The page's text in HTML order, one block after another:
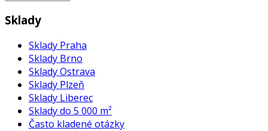
Sklady
Sklady Praha
Sklady Brno
Sklady Ostrava
Sklady Plzeň
Sklady Liberec
Sklady do 5 000 m²
Často kladené otázky